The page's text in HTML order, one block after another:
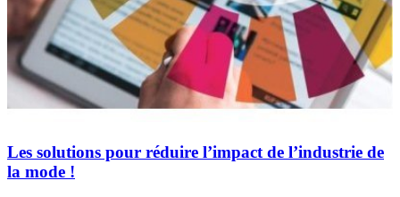
Les solutions pour réduire l’impact de l’industrie de
la mode !